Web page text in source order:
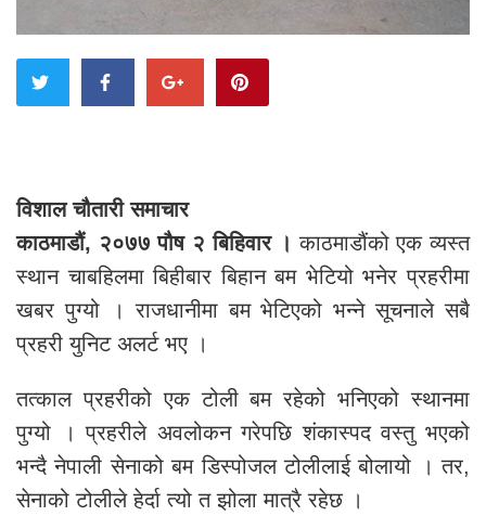
विशाल चौतारी समाचार
काठमाडौं, २०७७ पौष २ बिहिवार । काठमाडौंको एक व्यस्त
स्थान चाबहिलमा बिहीबार बिहान बम भेटियो भनेर प्रहरीमा
खबर पुग्यो । राजधानीमा बम भेटिएको भन्ने सूचनाले सबै
प्रहरी युनिट अलर्ट भए ।
तत्काल प्रहरीको एक टोली बम रहेको भनिएको स्थानमा
पुग्यो । प्रहरीले अवलोकन गरेपछि शंकास्पद वस्तु भएको
भन्दै नेपाली सेनाको बम डिस्पोजल टोलीलाई बोलायो । तर,
सेनाको टोलीले हेर्दा त्यो त झोला मात्रै रहेछ ।